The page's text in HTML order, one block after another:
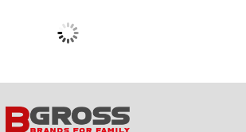
Guarda tutto